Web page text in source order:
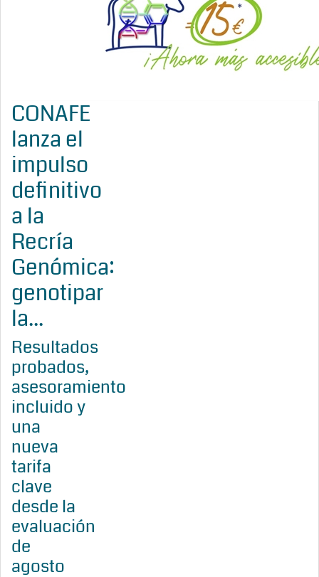
CONAFE
lanza el
impulso
definitivo
a la
Recría
Genómica:
genotipar
la...
Resultados
probados,
asesoramiento
incluido y
una
nueva
tarifa
clave
desde la
evaluación
de
agosto